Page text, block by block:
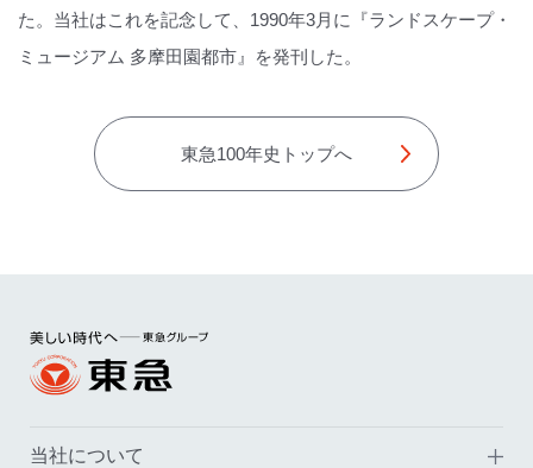
た。当社はこれを記念して、1990年3月に『ランドスケープ・
ミュージアム 多摩田園都市』を発刊した。
東急100年史トップへ
当社について